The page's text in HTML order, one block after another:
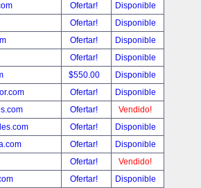
Ofertar!
Disponible
Ofertar!
Disponible
Ofertar!
Disponible
Ofertar!
Disponible
$550.00
Disponible
Ofertar!
Disponible
Ofertar!
Vendido!
Ofertar!
Disponible
Ofertar!
Disponible
Ofertar!
Vendido!
Ofertar!
Disponible